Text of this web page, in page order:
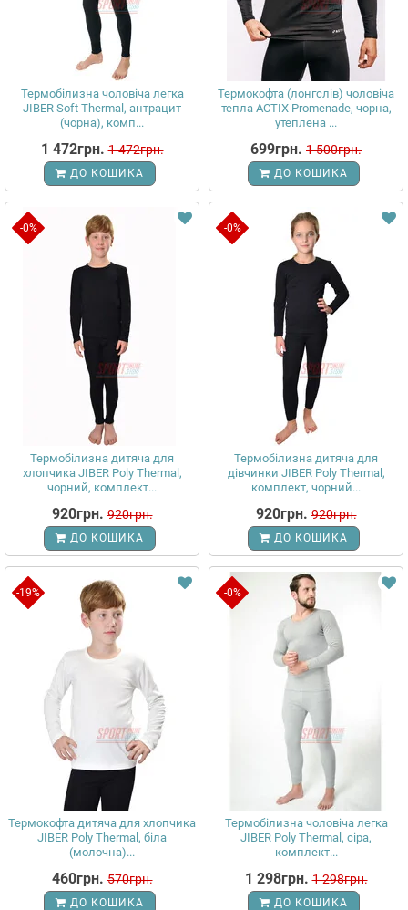
Термобілизна чоловіча легка
JIBER Soft Thermal, антрацит
(чорна), комп...
1 472грн. 1 472грн.
ДО КОШИКА
Термокофта (лонгслів) чоловіча
тепла ACTIX Promenade, чорна,
утеплена ...
699грн. 1 500грн.
ДО КОШИКА
-0%
Термобілизна дитяча для
хлопчика JIBER Poly Thermal,
чорний, комплект...
920грн. 920грн.
ДО КОШИКА
-0%
Термобілизна дитяча для
дівчинки JIBER Poly Thermal,
комплект, чорний...
920грн. 920грн.
ДО КОШИКА
-19%
Термокофта дитяча для хлопчика
JIBER Poly Thermal, біла
(молочна)...
460грн. 570грн.
ДО КОШИКА
-0%
Термобілизна чоловіча легка
JIBER Poly Thermal, сіра,
комплект...
1 298грн. 1 298грн.
ДО КОШИКА